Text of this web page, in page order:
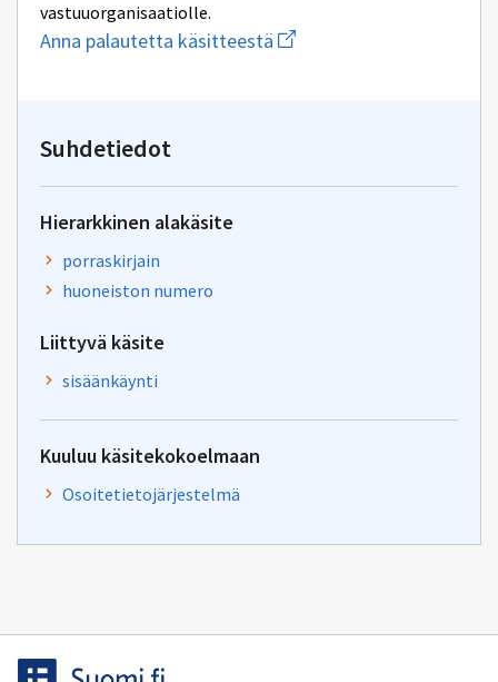
vastuuorganisaatiolle.
Anna palautetta käsitteestä Aloita
uuden
Suhdetiedot
Hierarkkinen alakäsite
porraskirjain
huoneiston numero
Liittyvä käsite
sisäänkäynti
Kuuluu käsitekokoelmaan
Osoitetietojärjestelmä